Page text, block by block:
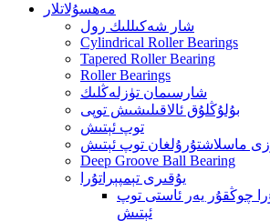
مەھسۇلاتلار
شار شەكىللىك رول
Cylindrical Roller Bearings
Tapered Roller Bearing
Roller Bearings
شارسىمان تۈزلەڭلىك
بۇلۇڭلۇق ئالاقىلىشىش توپى
توپ ئېتىش
ماسلاشتۇرۇلغان توپ ئېتىش
Deep Groove Ball Bearing
يۇقىرى تېمپېراتۇرا
چوڭقۇر يەر ئاستى توپ
ئېتىش